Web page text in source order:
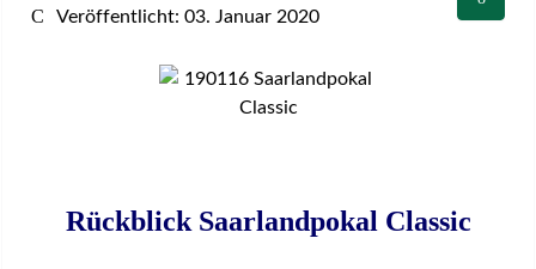
Veröffentlicht: 03. Januar 2020
Rückblick Saarlandpokal Classic